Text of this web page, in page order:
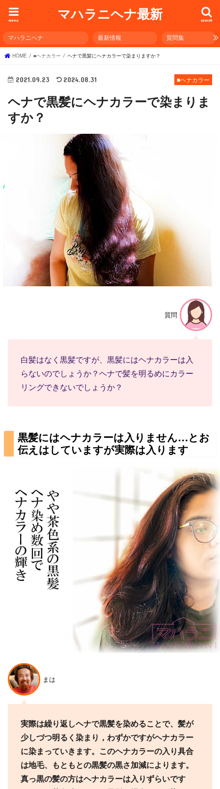
マハラニヘナ最新 search
menu
マハラニヘナ 最新情報 質問集
HOME ■ヘナカラー ヘナで黒髪にヘナカラーで染まりますか？
■ヘナカラー
2021.09.23 2024.08.31
ヘナで黒髪にヘナカラーで染まりま
すか？
質問
白髪はなく黒髪ですが、黒髪にはヘナカラーは入
らないのでしょうか？ヘナで髪を明るめにカラー
リングできないでしょうか？
黒髪にはヘナカラーは入りません…とお
伝えはしていますが実際は入ります
まは
実際は繰り返しヘナで黒髪を染めることで、髪が
少しづつ明るく染まり，わずかですがヘナカラー
に染まっていきます。このヘナカラーの入り具合
は地毛、もともとの黒髪の黒さ加減によります。
真っ黒の髪の方はヘナカラーは入りずらいです